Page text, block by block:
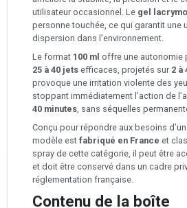
utilisateur occasionnel. Le gel
personne touchée, ce qui garantit une
dispersion dans l’environnement.
Le format 100 ml offre une autonomie
25 à 40 jets efficaces, projetés sur 2 à
provoque une irritation violente des
stoppant immédiatement l’action de
40 minutes , sans séquelles
Conçu pour répondre aux besoins d’un
modèle est fabriqué en France et
spray de cette catégorie, il peut être
et doit être conservé dans un cadre
réglementation française.
Contenu de la boîte